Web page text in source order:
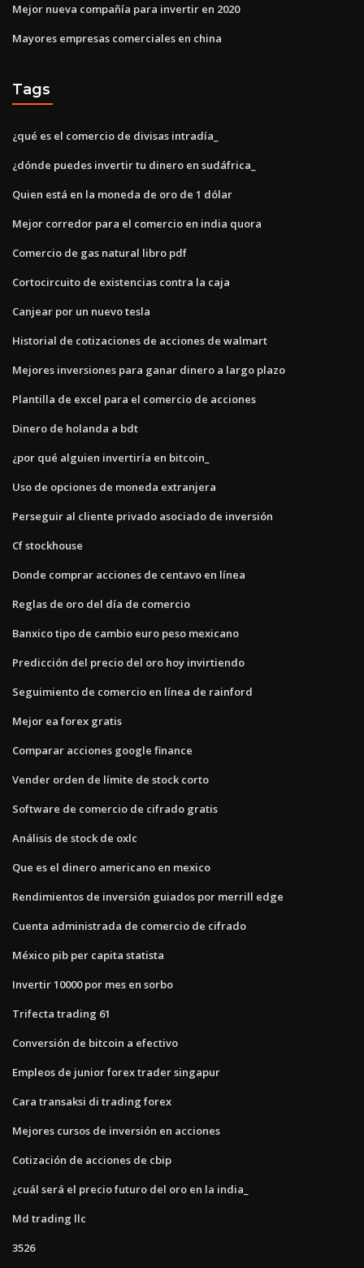
Mejor nueva compañía para invertir en 2020
Mayores empresas comerciales en china
Tags
¿qué es el comercio de divisas intradía_
¿dónde puedes invertir tu dinero en sudáfrica_
Quien está en la moneda de oro de 1 dólar
Mejor corredor para el comercio en india quora
Comercio de gas natural libro pdf
Cortocircuito de existencias contra la caja
Canjear por un nuevo tesla
Historial de cotizaciones de acciones de walmart
Mejores inversiones para ganar dinero a largo plazo
Plantilla de excel para el comercio de acciones
Dinero de holanda a bdt
¿por qué alguien invertiría en bitcoin_
Uso de opciones de moneda extranjera
Perseguir al cliente privado asociado de inversión
Cf stockhouse
Donde comprar acciones de centavo en línea
Reglas de oro del día de comercio
Banxico tipo de cambio euro peso mexicano
Predicción del precio del oro hoy invirtiendo
Seguimiento de comercio en línea de rainford
Mejor ea forex gratis
Comparar acciones google finance
Vender orden de límite de stock corto
Software de comercio de cifrado gratis
Análisis de stock de oxlc
Que es el dinero americano en mexico
Rendimientos de inversión guiados por merrill edge
Cuenta administrada de comercio de cifrado
México pib per capita statista
Invertir 10000 por mes en sorbo
Trifecta trading 61
Conversión de bitcoin a efectivo
Empleos de junior forex trader singapur
Cara transaksi di trading forex
Mejores cursos de inversión en acciones
Cotización de acciones de cbip
¿cuál será el precio futuro del oro en la india_
Md trading llc
3526